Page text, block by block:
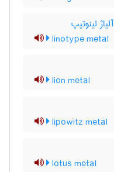
لینوتیپ
linotype metal
lion metal
lipowitz metal
lotus metal